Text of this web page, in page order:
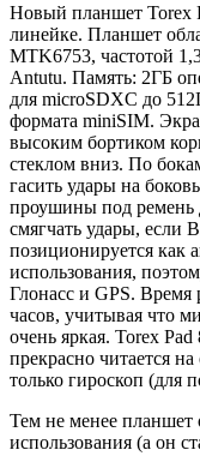
Новый планшет Torex
линейке. Планшет
MTK6753, частотой
Antutu. Память: 2ГБ
для microSDXC до
формата miniSIM.
высоким бортиком
стеклом вниз. По
гасить удары на
проушины под ремень
смягчать удары, если
позиционируется как
использования,
Глонасс и GPS.
часов, учитывая что
очень яркая. Torex
прекрасно читается
только гироскоп (для
Тем не менее планшет
использования (а он